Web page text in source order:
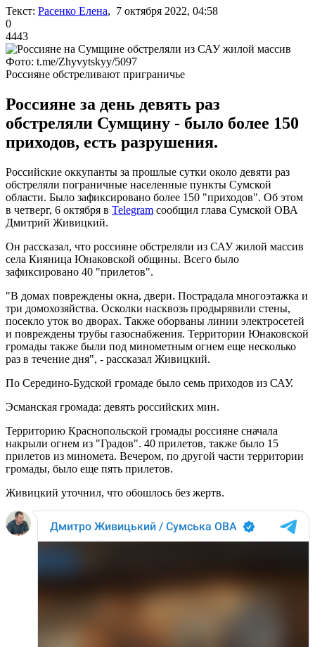
Текст: Расенко Елена, 7 октября 2022, 04:58
0
4443
Фото: t.me/Zhyvytskyy/5097
Россияне обстреливают приграничье
Россияне за день девять раз
обстреляли Сумщину - было более 150
приходов, есть разрушения.
Российские оккупанты за прошлые сутки около девяти раз
обстреляли пограничные населенные пункты Сумской
области. Было зафиксировано более 150 "приходов". Об этом
в четверг, 6 октября в Telegram сообщил глава Сумской ОВА
Дмитрий Живицкий.
Он рассказал, что россияне обстреляли из САУ жилой массив
села Кияница Юнаковской общины. Всего было
зафиксировано 40 "прилетов".
"В домах повреждены окна, двери. Пострадала многоэтажка и
три домохозяйства. Осколки насквозь продырявили стены,
посекло уток во дворах. Также оборваны линии электросетей
и повреждены трубы газоснабжения. Территории Юнаковской
громады также были под минометным огнем еще несколько
раз в течение дня", - рассказал Живицкий.
По Середино-Будской громаде было семь приходов из САУ.
Эсманская громада: девять российских мин.
Территорию Краснопольской громады россияне сначала
накрыли огнем из "Градов". 40 прилетов, также было 15
прилетов из миномета. Вечером, по другой части территории
громады, было еще пять прилетов.
Живицкий уточнил, что обошлось без жертв.